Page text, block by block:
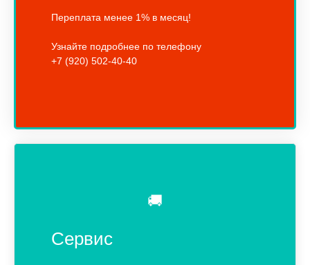
Переплата менее 1% в месяц!
Узнайте подробнее по телефону
+7 (920) 502-40-40
🚚
Сервис